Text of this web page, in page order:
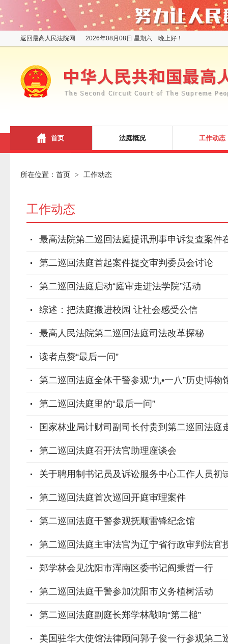
返回最高人民法院网 2026年08月08日 星期六 晚上好！
首页 法庭概况 工作动态
所在位置： 首页 > 工作动态
工作动态
最高法院第二巡回法庭提讯刑事申诉复查案件
第二巡回法庭首起案件提交审判委员会讨论
第二巡回法庭启动“庭审走进法学院”活动
综述：把法庭搬进校园 让社会感受公信
最高人民法院第二巡回法庭司法改革探秘
读者点赞“最后一问”
第二巡回法庭全体干警参观“九•一八”历史博物
第二巡回法庭里的“最后一问”
国家林业局计财司副司长付贵到第二巡回法庭
第二巡回法庭召开法官助理座谈会
关于聘用制书记员及诉讼服务中心工作人员初
第二巡回法庭首次巡回开庭审理案件
第二巡回法庭干警参观抚顺雷锋纪念馆
第二巡回法庭主审法官为辽宁省行政审判法官
郑学林会见沈阳市浑南区委书记阎秉哲一行
第二巡回法庭干警参加沈阳市义务植树活动
第二巡回法庭副庭长郑学林敲响“第二槌”
美国驻华大使馆法律顾问郭子俊一行参观第二